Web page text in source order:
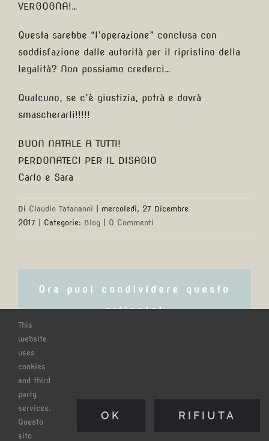
VERGOGNA!…
Questa sarebbe “l’operazione” conclusa con
soddisfazione dalle autorità per il ripristino della
legalità? Non possiamo crederci…
Qualcuno, se c’è giustizia, potrà e dovrà
smascherarli!!!!!
BUON NATALE A TUTTI!
PERDONATECI PER IL DISAGIO
Carlo e Sara
Di Claudio Tatananni
mercoledì, 27 Dicembre
2017
Categorie: Blog 0 Commenti
Ora puoi condividere questo
articolo!
This
website
uses
cookies
and third
party
services.
Questo
sito
OK RIFIUTA